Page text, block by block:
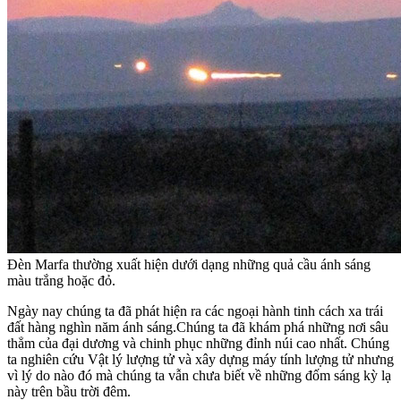
Đèn Marfa thường xuất hiện dưới dạng những quả cầu ánh sáng
màu trắng hoặc đỏ.
Ngày nay chúng ta đã phát hiện ra các ngoại hành tinh cách xa trái
đất hàng nghìn năm ánh sáng.Chúng ta đã khám phá những nơi sâu
thẳm của đại dương và chinh phục những đỉnh núi cao nhất. Chúng
ta nghiên cứu Vật lý lượng tử và xây dựng máy tính lượng tử nhưng
vì lý do nào đó mà chúng ta vẫn chưa biết về những đốm sáng kỳ lạ
này trên bầu trời đêm.